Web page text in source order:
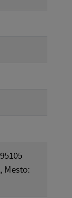
Mesto: